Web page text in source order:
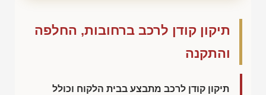
תיקון קודן לרכב ברחובות, החלפה
והתקנה
תיקון קודן לרכב מתבצע בבית הלקוח וכולל